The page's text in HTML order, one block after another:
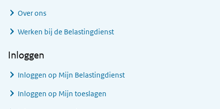
Over ons
Werken bij de Belastingdienst
Inloggen
Inloggen op Mijn Belastingdienst
Inloggen op Mijn toeslagen